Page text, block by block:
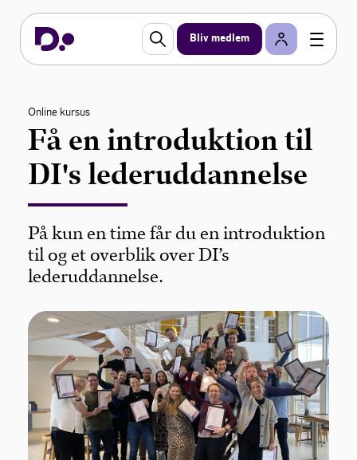
Bliv medlem
Online kursus
Få en introduktion til
DI's lederuddannelse
På kun en time får du en introduktion
til og et overblik over DI’s
lederuddannelse.